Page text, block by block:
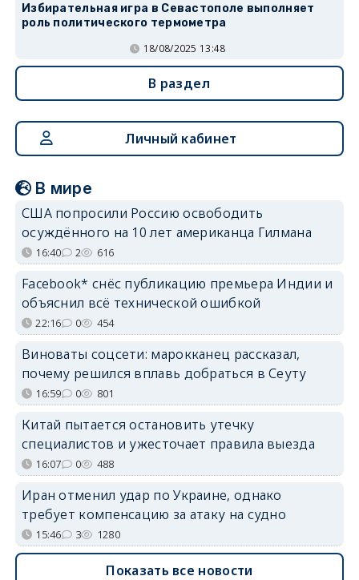
Избирательная игра в Севастополе выполняет
роль политического термометра
18/08/2025 13:48
В раздел
Личный кабинет
В мире
США попросили Россию освободить
осуждённого на 10 лет американца Гилмана
16:40 2 616
Facebook* снёс публикацию премьера Индии и
объяснил всё технической ошибкой
22:16 0 454
Виноваты соцсети: марокканец рассказал,
почему решился вплавь добраться в Сеуту
16:59 0 801
Китай пытается остановить утечку
специалистов и ужесточает правила выезда
16:07 0 488
Иран отменил удар по Украине, однако
требует компенсацию за атаку на судно
15:46 3 1280
Показать все новости